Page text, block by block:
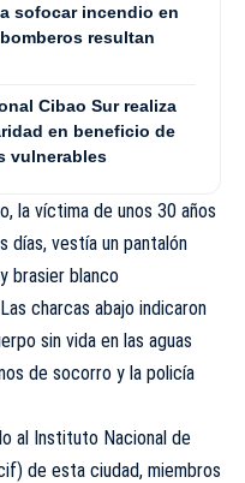
sofocar incendio en
resultan
Cibao Sur realiza
en beneficio de
vulnerables
la víctima de unos 30 años
días, vestía un pantalón
brasier blanco
charcas abajo indicaron
sin vida en las aguas
de socorro y la policía
al Instituto Nacional de
) de esta ciudad, miembros